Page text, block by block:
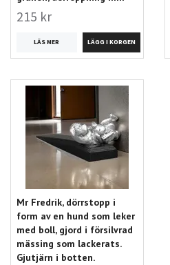
215 kr
LÄS MER
Mr Fredrik, dörrstopp i
form av en hund som leker
med boll, gjord i försilvrad
mässing som lackerats.
Gjutjärn i botten.